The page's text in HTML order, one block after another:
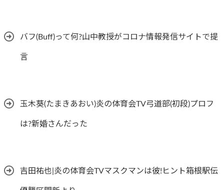
バフ(Buff)って何?山中教授がコロナ情報発信サイトで提
言
玉木葵(たまきあおい)炎の体育会TV弓道部(初段)プロフ
は?新婚さんだった
吉田祐也|炎の体育会TVマスクマンは彼!ヒント箱根駅伝